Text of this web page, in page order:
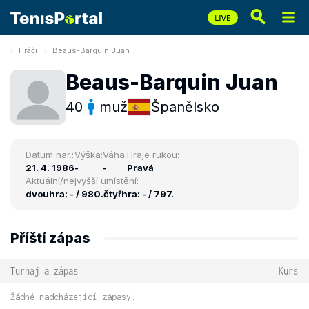
Hráči Beaus-Barquin Juan
Beaus-Barquin Juan
40 muž Španělsko
Datum nar.:
21. 4. 1986
Výška:
-
Váha:
-
Hraje rukou:
Pravá
Aktuální/nejvyšší umístění:
dvouhra: - / 980.čtyřhra: - / 797.
Příští zápas
Turnaj a zápas Kurs
Žádné nadcházející zápasy.